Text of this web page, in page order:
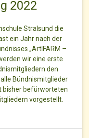
2022
Stralsund die
ein Jahr nach der
„ArtIFARM –
wir eine erste
den
Bündnismitglieder
bisher befürworteten
vorgestellt.